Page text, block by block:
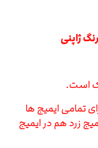
ژاپنی
است.
تمامی ایمیج ها
زرد هم در ایمیج